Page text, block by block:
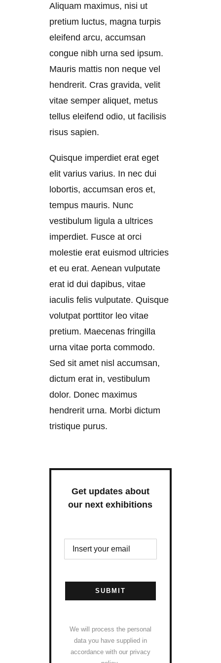
Aliquam maximus, nisi ut
pretium luctus, magna turpis
eleifend arcu, accumsan
congue nibh urna sed ipsum.
Mauris mattis non neque vel
hendrerit. Cras gravida, velit
vitae semper aliquet, metus
tellus eleifend odio, ut facilisis
risus sapien.
Quisque imperdiet erat eget
elit varius varius. In nec dui
lobortis, accumsan eros et,
tempus mauris. Nunc
vestibulum ligula a ultrices
imperdiet. Fusce at orci
molestie erat euismod ultricies
et eu erat. Aenean vulputate
erat id dui dapibus, vitae
iaculis felis vulputate. Quisque
volutpat porttitor leo vitae
pretium. Maecenas fringilla
urna vitae porta commodo.
Sed sit amet nisl accumsan,
dictum erat in, vestibulum
dolor. Donec maximus
hendrerit urna. Morbi dictum
tristique purus.
Get updates about
our next exhibitions
SUBMIT
We will process the personal
data you have supplied in
accordance with our privacy